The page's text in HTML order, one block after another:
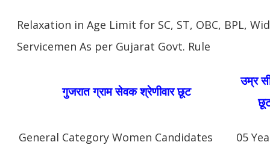
Relaxation in Age Limit for SC, ST, OBC, BPL,
Servicemen As per Gujarat Govt. Rule
गुजरात ग्राम सेवक श्रेणीवार छूट
उम्र
General Category Women Candidates 05